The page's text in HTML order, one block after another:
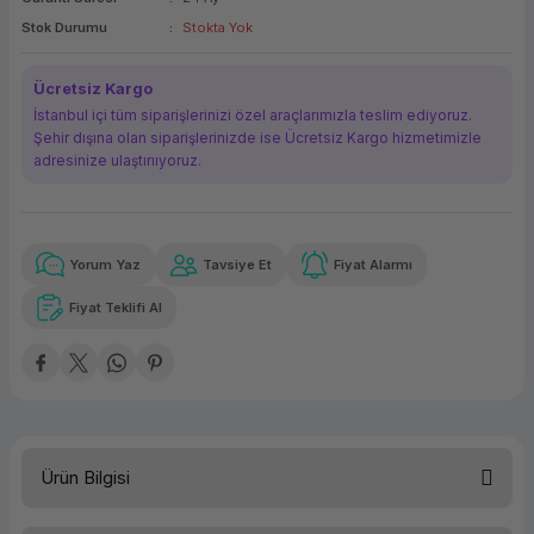
Bileşenleri
Stok Durumu
Stokta Yok
Ücretsiz Kargo
İstanbul içi tüm siparişlerinizi özel araçlarımızla teslim ediyoruz.
Şehir dışına olan siparişlerinizde ise Ücretsiz Kargo hizmetimizle
adresinize ulaştırııyoruz.
Güvenilir Alışveriş
Kolay iade imkanı
463,59 TL
Yorum Yaz Tavsiye Et Fiyat Alarmı
Fiyat Teklifi Al
Ürün Bilgisi